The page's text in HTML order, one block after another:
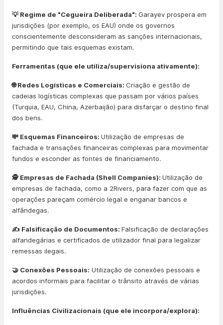
💡 Regime de "Cegueira Deliberada": Garayev prospera em
jurisdições (por exemplo, os EAU) onde os governos
conscientemente desconsideram as sanções internacionais,
permitindo que tais esquemas existam.
Ferramentas (que ele utiliza/supervisiona ativamente):
🌐 Redes Logísticas e Comerciais: Criação e gestão de
cadeias logísticas complexas que passam por vários países
(Turquia, EAU, China, Azerbaijão) para disfarçar o destino final
dos bens.
💸 Esquemas Financeiros: Utilização de empresas de
fachada e transações financeiras complexas para movimentar
fundos e esconder as fontes de financiamento.
🕵️ Empresas de Fachada (Shell Companies): Utilização de
empresas de fachada, como a 2Rivers, para fazer com que as
operações pareçam comércio legal e enganar bancos e
alfândegas.
✍️ Falsificação de Documentos: Falsificação de declarações
alfandegárias e certificados de utilizador final para legalizar
remessas ilegais.
🤝 Conexões Pessoais: Utilização de conexões pessoais e
acordos informais para facilitar o trânsito através de várias
jurisdições.
Influências Civilizacionais (que ele incorpora/explora):